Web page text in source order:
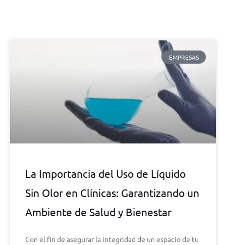
EMPRESAS
La Importancia del Uso de Líquido
Sin Olor en Clínicas: Garantizando un
Ambiente de Salud y Bienestar
Con el fin de asegurar la integridad de un espacio de tu